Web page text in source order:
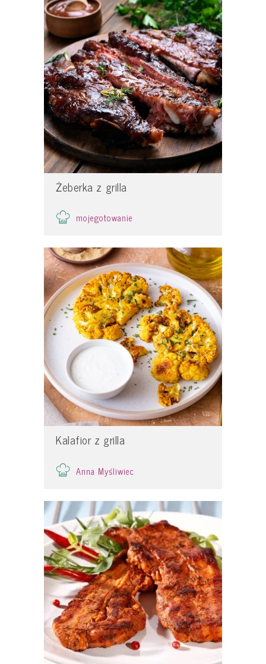
Żeberka z grilla
mojegotowanie
Kalafior z grilla
Anna Myśliwiec